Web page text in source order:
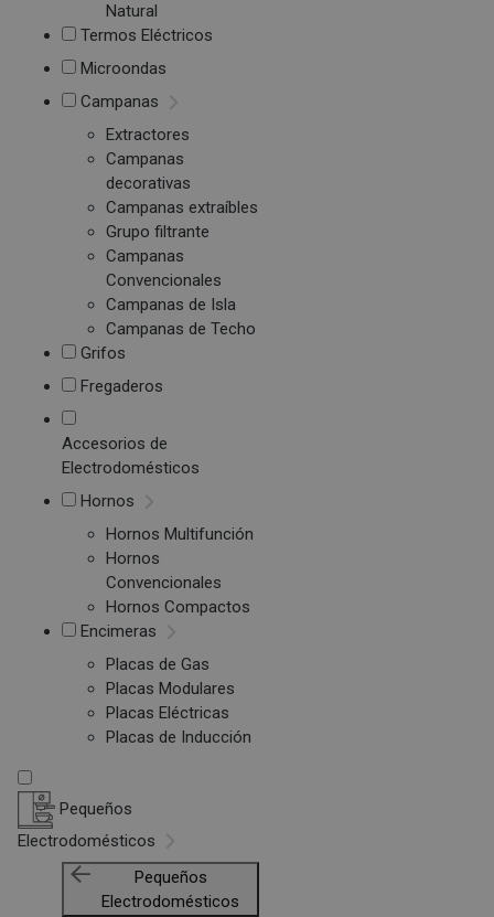
Natural
Termos Eléctricos
Microondas
Campanas
Extractores
Campanas
decorativas
Campanas extraíbles
Grupo filtrante
Campanas
Convencionales
Campanas de Isla
Campanas de Techo
Grifos
Fregaderos
Accesorios de
Electrodomésticos
Hornos
Hornos Multifunción
Hornos
Convencionales
Hornos Compactos
Encimeras
Placas de Gas
Placas Modulares
Placas Eléctricas
Placas de Inducción
Pequeños
Electrodomésticos
Pequeños
Electrodomésticos